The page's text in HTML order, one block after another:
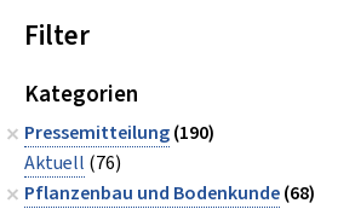
Filter
Kategorien
Pressemitteilung(190)
Aktuell (76)
Pflanzenbau und Bodenkunde(68)